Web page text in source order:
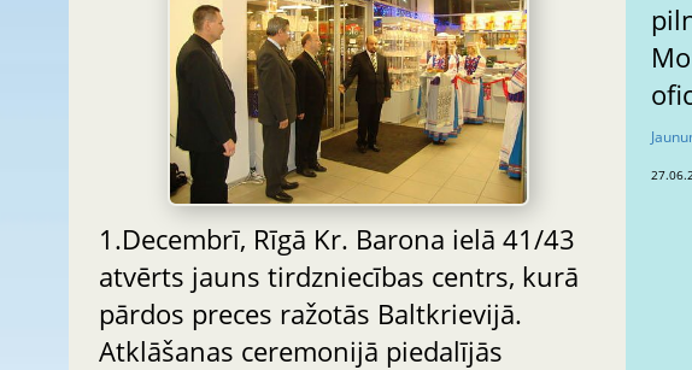
1.Decembrī, Rīgā Kr. Barona ielā 41/43
atvērts jauns tirdzniecības centrs, kurā
pārdos preces ražotās Baltkrievijā.
Atklāšanas ceremonijā piedalījās